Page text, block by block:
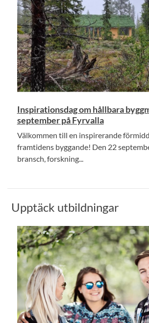
Inspirationsdag om hållbara
september på Fyrvalla
Välkommen till en inspirerande
framtidens byggande! Den 22
bransch, forskning...
Upptäck utbildningar